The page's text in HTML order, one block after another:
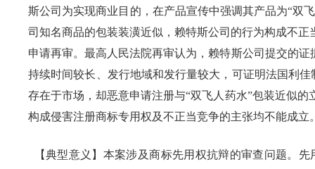
斯公司为实现商业目的，在产品宣传中强调其产品为“双
司知名商品的包装装潢近似，赖特斯公司的行为构成不
申请再审。最高人民法院再审认为，赖特斯公司提交的
持续时间较长、发行地域和发行量较大，可证明法国利
存在于市场，却恶意申请注册与“双飞人药水”包装近似
构成侵害注册商标专用权及不正当竞争的主张均不能成
【典型意义】本案涉及商标先用权抗辩的审查问题。